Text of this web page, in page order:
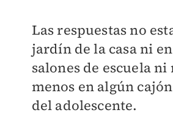
Las respuestas no
jardín de la casa ni
salones de escuela ni
menos en algún
del adolescente.